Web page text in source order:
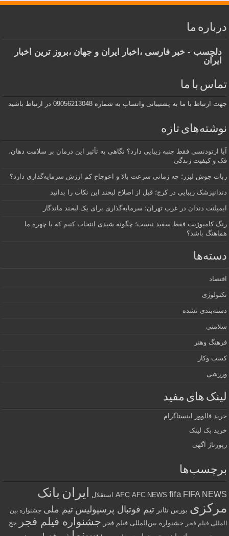
درباره ما
دلچسب - خبر فارسی ،اخبار ایران و جهان ،بروز ترین اخبار
ایران
تماس با ما
جهت ارتباط با ما به پشتیبانی واتساپ به شماره 09056213048 در ارتباط باشید
نوشته‌های تازه
آیا ارتودنسی فقط جنبه زیبایی دارد؟ نگاهی به تأثیر این درمان بر سلامت دهان،
فک و کیفیت زندگی
ربات جوش لیزر؛ چه زمانی سرعت بالا و اعوجاج کم ارزش سرمایه‌گذاری دارد؟
دندانپزشک زیبایی در کرج؛ قبل از اصلاح لبخند این نکات را بدانید
ایمپلنت دندان در غرب تهران؛ سرمایه‌گذاری برای یک لبخند ماندگار
رنگ کامپوزیت فقط سفید نیست؛ چگونه شیدی انتخاب کنیم که با چهره ما
هماهنگ باشد؟
دسته‌ها
اقتصاد
تکنولوژی
دسته‌بندی نشده
سلامتی
فرهنگ وهنر
کسب وکار
ورزشی
لینک های مفید
خرید فالوور اینستاگرام
خرید بک لینک
رپورتاژ آگهی
برچسب‌ها
AFC AFC NEWS fifa FIFA NEWS استقلال ایران بانک
مرکزی بورس تئاتر تیم فوتبال پرسپولیس تیم ملی جشنواره بین
المللی فیلم فجر جشنواره بین‌المللی فیلم فجر جشنواره فیلم فجر
حج